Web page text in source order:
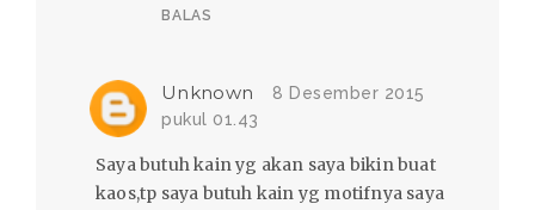
BALAS
Unknown
8 Desember 2015
pukul 01.43
Saya butuh kain yg akan saya bikin buat
kaos,tp saya butuh kain yg motifnya saya